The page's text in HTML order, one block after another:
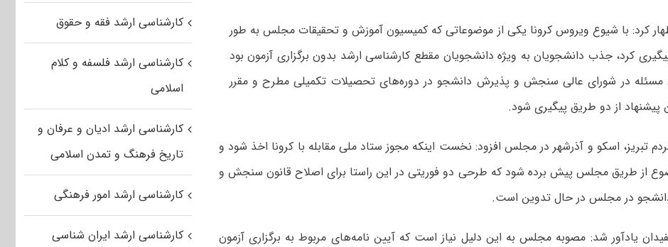
کرد: با شیوع ویروس کرونا یکی از موضوعاتی که کمیسیون آموزش و تحقیقات مجلس به طور
کرد، جذب دانشجویان به ویژه دانشجویان مقطع کارشناسی ارشد بدون برگزاری آزمون بود
مسئله در شورای عالی سنجش و پذیرش دانشجو در دوره‌های تحصیلات تکمیلی مطرح و مقرر
پیشنهاد از دو طریق پیگیری شود.
تبریز، اسکو و آذرشهر در مجلس افزود: نخست اینکه مجوز ستاد ملی مقابله با کرونا اخذ شود و
از طریق مجلس پیش برده شود که طرحی دو فوریتی در این راستا برای اصلاح قانون سنجش و
در مجلس در حال تدوین است.
یادآور شد: مصوبه مجلس به این دلیل نیاز است که آیین نامه‌های مربوط به برگزاری آزمون
کارشناسی ارشد فقه و حقوق
کارشناسی ارشد فلسفه و کلام
اسلامی
کارشناسی ارشد ادیان و عرفان و
تاریخ فرهنگ و تمدن اسلامی
کارشناسی ارشد امور فرهنگی
کارشناسی ارشد ایران شناسی